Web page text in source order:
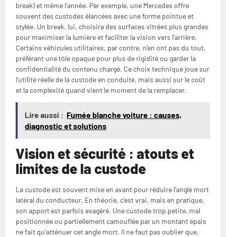
break) et même l’année. Par exemple, une Mercedes offre
souvent des custodes élancées avec une forme pointue et
stylée. Un break, lui, choisira des surfaces vitrées plus grandes
pour maximiser la lumière et faciliter la vision vers l’arrière.
Certains véhicules utilitaires, par contre, n’en ont pas du tout,
préférant une tôle opaque pour plus de rigidité ou garder la
confidentialité du contenu chargé. Ce choix technique joue sur
l’utilité réelle de la custode en conduite, mais aussi sur le coût
et la complexité quand vient le moment de la remplacer.
Lire aussi : Fumée blanche voiture : causes,
diagnostic et solutions
Vision et sécurité : atouts et
limites de la custode
La custode est souvent mise en avant pour réduire l’angle mort
latéral du conducteur. En théorie, c’est vrai, mais en pratique,
son apport est parfois exagéré. Une custode trop petite, mal
positionnée ou partiellement camouflée par un montant épais
ne fait qu’atténuer cet angle mort. Il ne faut pas oublier que,